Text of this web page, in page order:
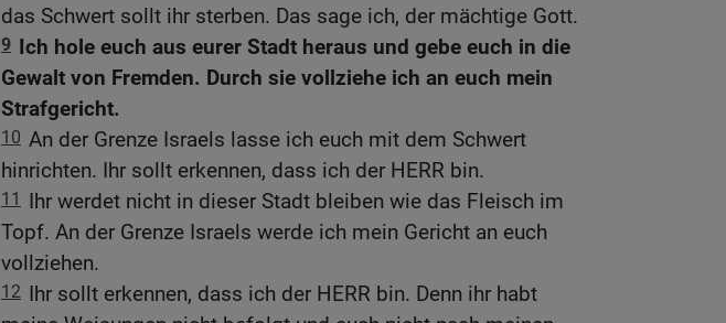
das Schwert sollt ihr sterben. Das sage ich, der mächtige Gott.
9 Ich hole euch aus eurer Stadt heraus und gebe euch in die
Gewalt von Fremden. Durch sie vollziehe ich an euch mein
Strafgericht.
10 An der Grenze Israels lasse ich euch mit dem Schwert
hinrichten. Ihr sollt erkennen, dass ich der HERR bin.
11
Ihr werdet nicht in dieser Stadt bleiben wie das Fleisch im
Topf. An der Grenze Israels werde ich mein Gericht an euch
vollziehen.
12 Ihr sollt erkennen, dass ich der HERR bin. Denn ihr habt